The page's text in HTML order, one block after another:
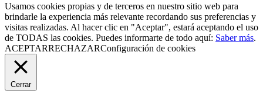
Usamos cookies propias y de terceros en nuestro sitio web para
brindarle la experiencia más relevante recordando sus preferencias y
visitas realizadas. Al hacer clic en "Aceptar", estará aceptando el uso
de TODAS las cookies. Puedes informarte de todo aquí: Saber más.
ACEPTARRECHAZARConfiguración de cookies
Cerrar